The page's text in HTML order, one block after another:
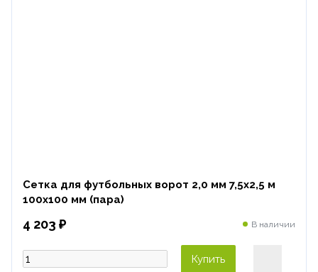
Сетка для футбольных ворот 2,0 мм 7,5х2,5 м
100х100 мм (пара)
4 203 ₽ В наличии
Купить